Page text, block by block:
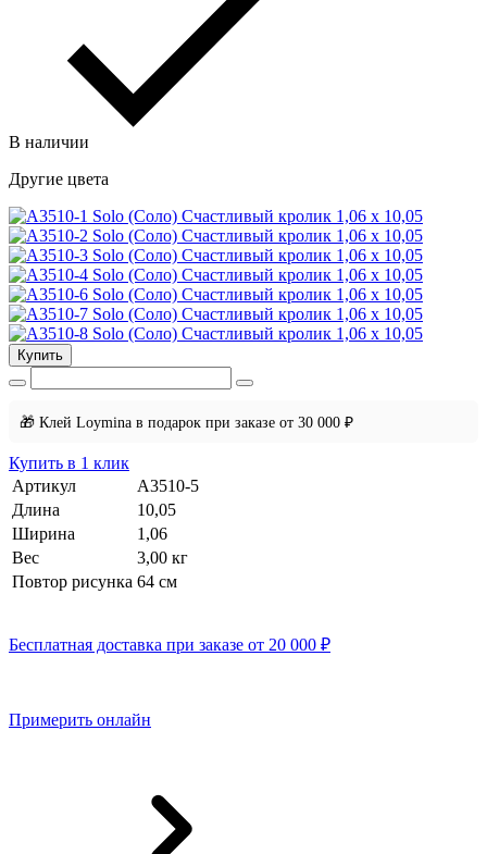
В наличии
Другие цвета
Купить
🎁 Клей Loymina в подарок при заказе от 30 000 ₽
Купить в 1 клик
Артикул
A3510-5
Длина
10,05
Ширина
1,06
Вес
3,00 кг
Повтор рисунка 64 см
Бесплатная доставка при заказе от 20 000 ₽
Примерить онлайн